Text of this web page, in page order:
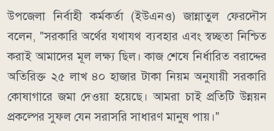
উপজেলা নির্বাহী কর্মকর্তা (ইউএনও) জান্নাতুল ফেরদৌস
বলেন, "সরকারি অর্থের যথাযথ ব্যবহার এবং স্বচ্ছতা নিশ্চিত
করাই আমাদের মূল লক্ষ্য ছিল। কাজ শেষে নির্ধারিত বরাদ্দের
অতিরিক্ত ২৫ লাখ ৪০ হাজার টাকা নিয়ম অনুযায়ী সরকারি
কোষাগারে জমা দেওয়া হয়েছে। আমরা চাই প্রতিটি উন্নয়ন
প্রকল্পের সুফল যেন সরাসরি সাধারণ মানুষ পায়।"